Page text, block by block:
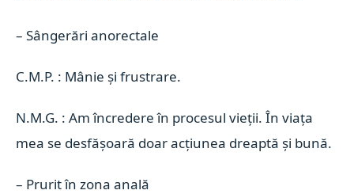
–Sângerări anorectale
C.M.P. : Mânie și frustrare.
N.M.G. : Am încredere în procesul vieții. În viața
mea se desfășoară doar acțiunea dreaptă și bună.
– Prurit în zona anală